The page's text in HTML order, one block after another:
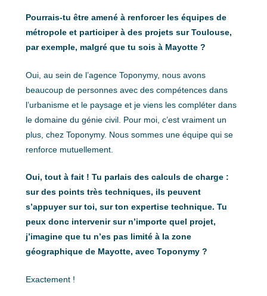
Pourrais-tu être amené à renforcer les équipes de
métropole et participer à des projets sur Toulouse,
par exemple, malgré que tu sois à Mayotte ?
Oui, au sein de l’agence Toponymy, nous avons
beaucoup de personnes avec des compétences dans
l’urbanisme et le paysage et je viens les compléter dans
le domaine du génie civil. Pour moi, c’est vraiment un
plus, chez Toponymy. Nous sommes une équipe qui se
renforce mutuellement.
Oui, tout à fait ! Tu parlais des calculs de charge :
sur des points très techniques, ils peuvent
s’appuyer sur toi, sur ton expertise technique. Tu
peux donc intervenir sur n’importe quel projet,
j’imagine que tu n’es pas limité à la zone
géographique de Mayotte, avec Toponymy ?
Exactement !